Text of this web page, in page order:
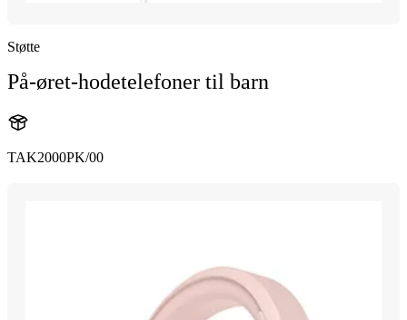
Støtte
På-øret-hodetelefoner til barn
TAK2000PK/00